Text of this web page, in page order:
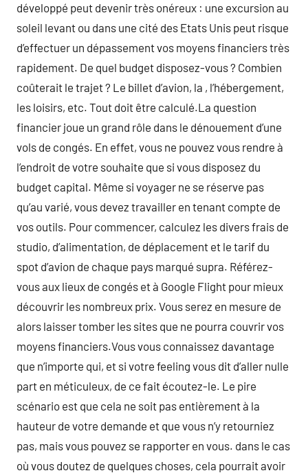
développé peut devenir très onéreux : une excursion au
soleil levant ou dans une cité des Etats Unis peut risque
d’effectuer un dépassement vos moyens financiers très
rapidement. De quel budget disposez-vous ? Combien
coûterait le trajet ? Le billet d’avion, la , l’hébergement,
les loisirs, etc. Tout doit être calculé.La question
financier joue un grand rôle dans le dénouement d’une
vols de congés. En effet, vous ne pouvez vous rendre à
l’endroit de votre souhaite que si vous disposez du
budget capital. Même si voyager ne se réserve pas
qu’au varié, vous devez travailler en tenant compte de
vos outils. Pour commencer, calculez les divers frais de
studio, d’alimentation, de déplacement et le tarif du
spot d’avion de chaque pays marqué supra. Référez-
vous aux lieux de congés et à Google Flight pour mieux
découvrir les nombreux prix. Vous serez en mesure de
alors laisser tomber les sites que ne pourra couvrir vos
moyens financiers.Vous vous connaissez davantage
que n’importe qui, et si votre feeling vous dit d’aller nulle
part en méticuleux, de ce fait écoutez-le. Le pire
scénario est que cela ne soit pas entièrement à la
hauteur de votre demande et que vous n’y retourniez
pas, mais vous pouvez se rapporter en vous. dans le cas
où vous doutez de quelques choses, cela pourrait avoir